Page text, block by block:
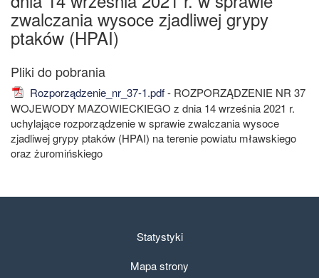
zwalczania wysoce zjadliwej grypy
ptaków (HPAI)
Rozporządzenie_nr_37-1.pdf- ROZPORZĄDZENIE NR 37
WOJEWODY MAZOWIECKIEGO z dnia 14 września 2021 r.
uchylające rozporządzenie w sprawie zwalczania wysoce
zjadliwej grypy ptaków (HPAI) na terenie powiatu mławskiego
oraz żuromińskiego
Statystyki
Mapa strony